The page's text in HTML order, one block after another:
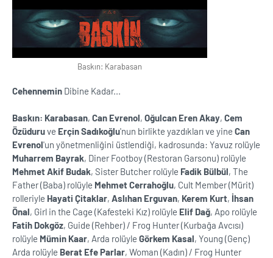
Baskın: Karabasan
Cehennemin Dibine Kadar...
Baskın: Karabasan, Can Evrenol, Oğulcan Eren Akay, Cem
Özüduruve Erçin Sadıkoğlu'nun birlikte yazdıkları ve yine Can
Evrenol'un yönetmenliğini üstlendiği, kadrosunda: Yavuz rolüyle
Muharrem Bayrak, Diner Footboy (Restoran Garsonu) rolüyle
Mehmet Akif Budak, Sister Butcher rolüyle Fadik Bülbül, The
Father (Baba) rolüyle Mehmet Cerrahoğlu, Cult Member (Mürit)
rolleriyle Hayati Çitaklar, Aslıhan Erguvan, Kerem Kurt, İhsan
Önal, Girl in the Cage (Kafesteki Kız) rolüyle Elif Dağ, Apo rolüyle
Fatih Dokgöz, Guide (Rehber) / Frog Hunter (Kurbağa Avcısı)
rolüyle Mümin Kaar, Arda rolüyle Görkem Kasal, Young (Genç)
Arda rolüyle Berat Efe Parlar, Woman (Kadın) / Frog Hunter